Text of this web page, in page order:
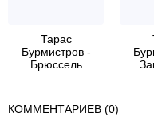
Тарас
Бурмистров -
Брюссель
КОММЕНТАРИЕВ (0)